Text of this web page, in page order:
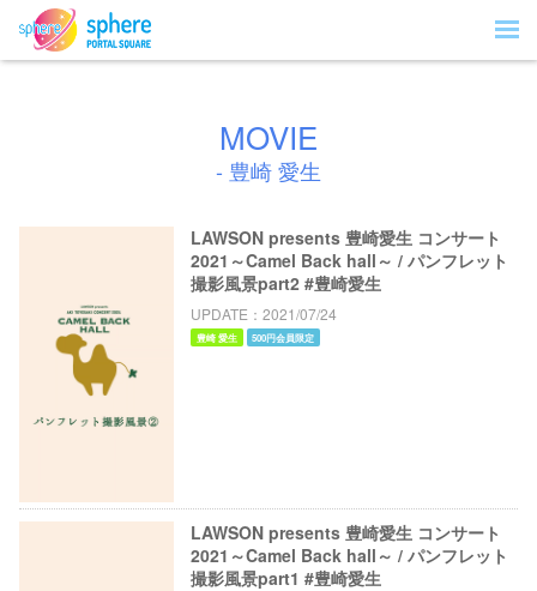
MOVIE
- 豊崎 愛生
LAWSON presents 豊崎愛生 コンサート
2021～Camel Back hall～ / パンフレット
撮影風景part2 #豊崎愛生
UPDATE 2021/07/24
豊崎 愛生 500円会員限定
LAWSON presents 豊崎愛生 コンサート
2021～Camel Back hall～ / パンフレット
撮影風景part1 #豊崎愛生